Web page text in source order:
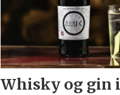
Whisky og gin